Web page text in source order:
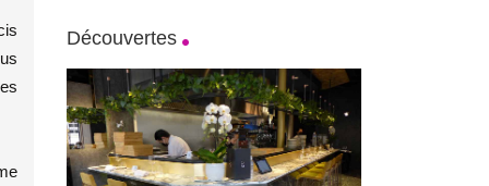
Découvertes